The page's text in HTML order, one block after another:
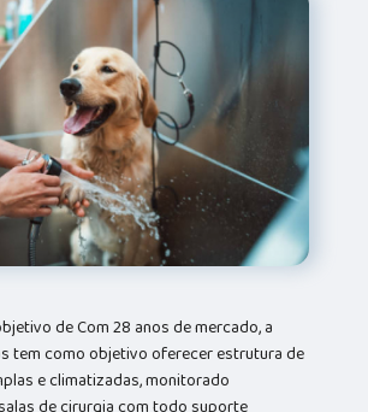
de Com 28 anos de mercado, a
tem como objetivo oferecer estrutura de
e climatizadas, monitorado